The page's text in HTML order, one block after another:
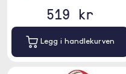
519 kr
Legg i handlekurven